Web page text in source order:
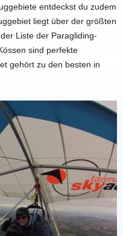
entdeckst du zudem
liegt über der größten
Liste der Paragliding-
sind perfekte
gehört zu den besten in